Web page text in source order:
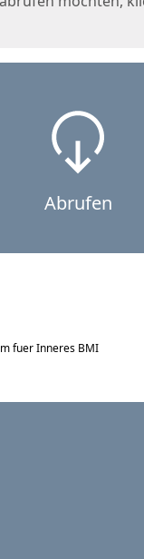
Abrufen
fuer Inneres BMI